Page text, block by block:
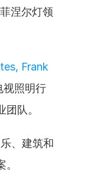
涅尔灯领
Frank
视照明行
队。
乐、建筑和